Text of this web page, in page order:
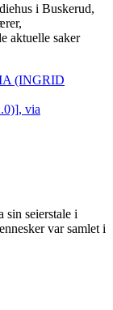
i Buskerud,
aktuelle saker
sin seierstale i
var samlet i